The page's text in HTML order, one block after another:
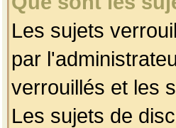
Les sujets
par
verrouillés et les
Les sujets de